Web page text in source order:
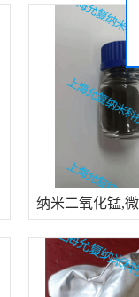
纳米二氧化锰,